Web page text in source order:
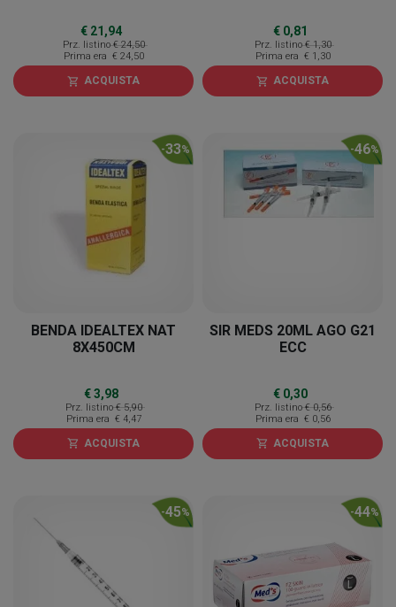
€ 21,94
Prz. listino € 24,50
Prima era € 24,50
shopping_cart ACQUISTA
€ 0,81
Prz. listino € 1,30
Prima era € 1,30
shopping_cart ACQUISTA
-33%
BENDA IDEALTEX NAT
8X450CM
€ 3,98
Prz. listino € 5,90
Prima era € 4,47
shopping_cart ACQUISTA
-46%
SIR MEDS 20ML AGO G21
ECC
€ 0,30
Prz. listino € 0,56
Prima era € 0,56
shopping_cart ACQUISTA
-45% -44%